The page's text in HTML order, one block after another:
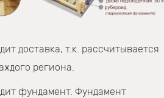
доставка, т.к. рассчитывается
региона.
фундамент. Фундамент